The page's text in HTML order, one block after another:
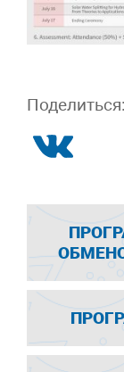
Поделиться: